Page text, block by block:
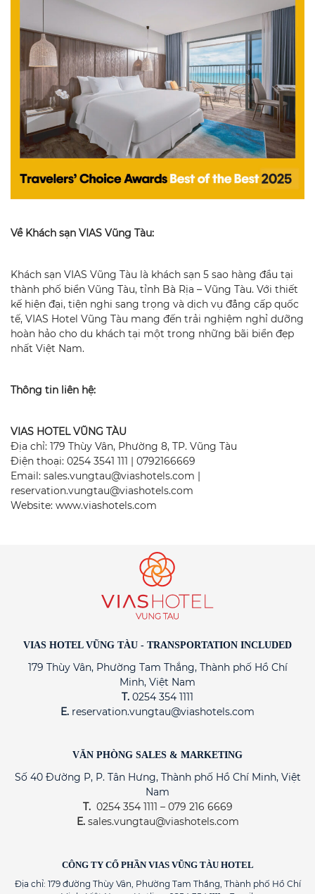
Về Khách sạn VIAS Vũng Tàu:
Khách sạn VIAS Vũng Tàu là khách sạn 5 sao hàng đầu tại
thành phố biển Vũng Tàu, tỉnh Bà Rịa – Vũng Tàu. Với thiết
kế hiện đại, tiện nghi sang trọng và dịch vụ đẳng cấp quốc
tế, VIAS Hotel Vũng Tàu mang đến trải nghiệm nghỉ dưỡng
hoàn hảo cho du khách tại một trong những bãi biển đẹp
nhất Việt Nam.
Thông tin liên hệ:
VIAS HOTEL VŨNG TÀU
Địa chỉ: 179 Thùy Vân, Phường 8, TP. Vũng Tàu
Điện thoại: 0254 3541 111 | 0792166669
Email: sales.vungtau@viashotels.com |
reservation.vungtau@viashotels.com
Website: www.viashotels.com
VIAS HOTEL VŨNG TÀU - TRANSPORTATION INCLUDED
179 Thùy Vân, Phường Tam Thắng, Thành phố Hồ Chí
Minh, Việt Nam
T. 0254 354 1111
E. reservation.vungtau@viashotels.com
VĂN PHÒNG SALES & MARKETING
Số 40 Đường P, P. Tân Hưng, Thành phố Hồ Chí Minh, Việt
Nam
T. 0254 354 1111 – 079 216 6669
E.sales.vungtau@viashotels.com
CÔNG TY CỔ PHẦN VIAS VŨNG TÀU HOTEL
Địa chỉ: 179 đường Thùy Vân, Phường Tam Thắng, Thành phố Hồ Chí